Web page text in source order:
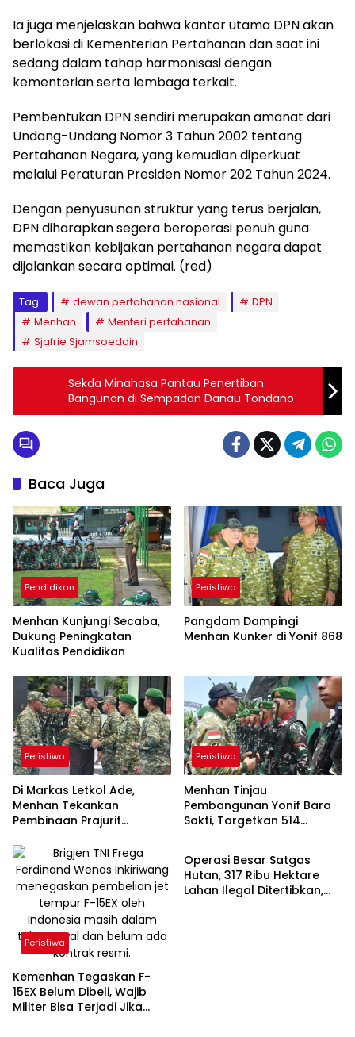
Ia juga menjelaskan bahwa kantor utama DPN akan
berlokasi di Kementerian Pertahanan dan saat ini
sedang dalam tahap harmonisasi dengan
kementerian serta lembaga terkait.
Pembentukan DPN sendiri merupakan amanat dari
Undang-Undang Nomor 3 Tahun 2002 tentang
Pertahanan Negara, yang kemudian diperkuat
melalui Peraturan Presiden Nomor 202 Tahun 2024.
Dengan penyusunan struktur yang terus berjalan,
DPN diharapkan segera beroperasi penuh guna
memastikan kebijakan pertahanan negara dapat
dijalankan secara optimal. (red)
Tag: dewan pertahanan nasional
DPN
Menhan
Menteri pertahanan
Sjafrie Sjamsoeddin
Sekda Minahasa Pantau Penertiban
Bangunan di Sempadan Danau Tondano
Baca Juga
Pendidikan
Menhan Kunjungi Secaba,
Dukung Peningkatan
Kualitas Pendidikan
Peristiwa
Pangdam Dampingi
Menhan Kunker di Yonif 868
Peristiwa
Di Markas Letkol Ade,
Menhan Tekankan
Pembinaan Prajurit
Berprestasi
Peristiwa
Menhan Tinjau
Pembangunan Yonif Bara
Sakti, Targetkan 514
Peristiwa
Kemenhan Tegaskan F-
15EX Belum Dibeli, Wajib
Militer Bisa Terjadi Jika
Peristiwa
Operasi Besar Satgas
Hutan, 317 Ribu Hektare
Lahan Ilegal Ditertibkan,